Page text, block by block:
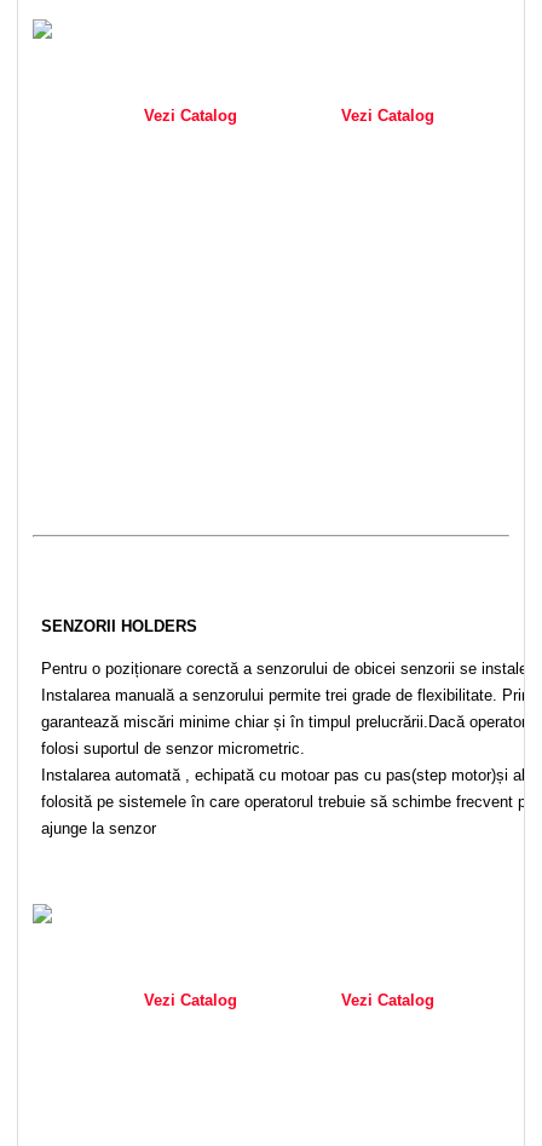
Vezi Catalog Vezi Catalog
SENZORII HOLDERS
Pentru o poziționare corectă a senzorului de obicei senzorii se
Instalarea manuală a senzorului permite trei grade de flexibilitate.
garantează miscări minime chiar și în timpul prelucrării.Dacă
folosi suportul de senzor micrometric.
Instalarea automată , echipată cu motoar pas cu pas(step motor)și
folosită pe sistemele în care operatorul trebuie să schimbe frecvent
ajunge la senzor
Vezi Catalog Vezi Catalog